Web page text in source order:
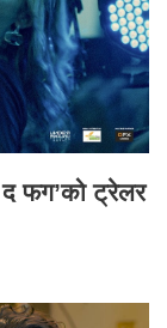
द फग’को ट्रेलर